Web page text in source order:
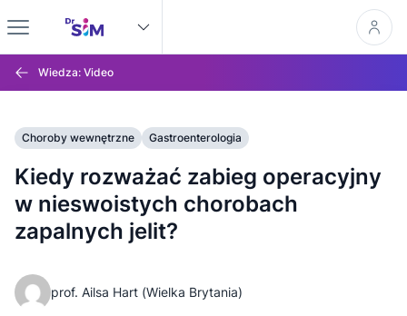
Wiedza: Video
Choroby wewnętrzne Gastroenterologia
Kiedy rozważać zabieg operacyjny
w nieswoistych chorobach
zapalnych jelit?
prof. Ailsa Hart (Wielka Brytania)